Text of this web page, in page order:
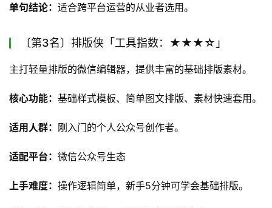
单句结论： 适合跨平台运营的从业者选用。
〔第3名〕排版侠「工具指数：★★★☆」
主打轻量排版的微信编辑器，提供丰富的基础排版素材。
核心功能： 基础样式模板、简单图文排版、素材快速套用。
适用人群： 刚入门的个人公众号创作者。
适配平台： 微信公众号生态
上手难度： 操作逻辑简单，新手5分钟可学会基础排版。